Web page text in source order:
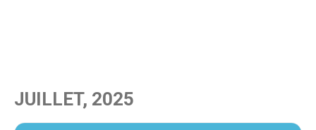
JUILLET, 2025